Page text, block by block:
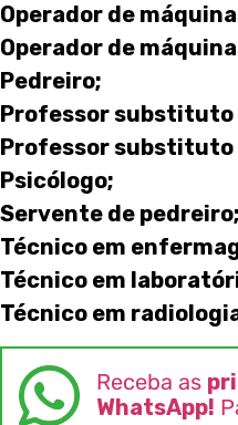
Operador de
Operador de
Pedreiro;
Professor
Professor substituto
Psicólogo;
Servente de pedreiro;
Técnico em
Técnico em
Técnico em
Receba as
WhatsApp!